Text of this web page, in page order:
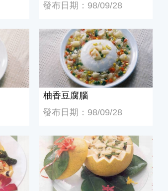
發布日期：98/09/28
柚香豆腐腦
柚香豆腐腦
發布日期：98/09/28
香柚拌蕨草